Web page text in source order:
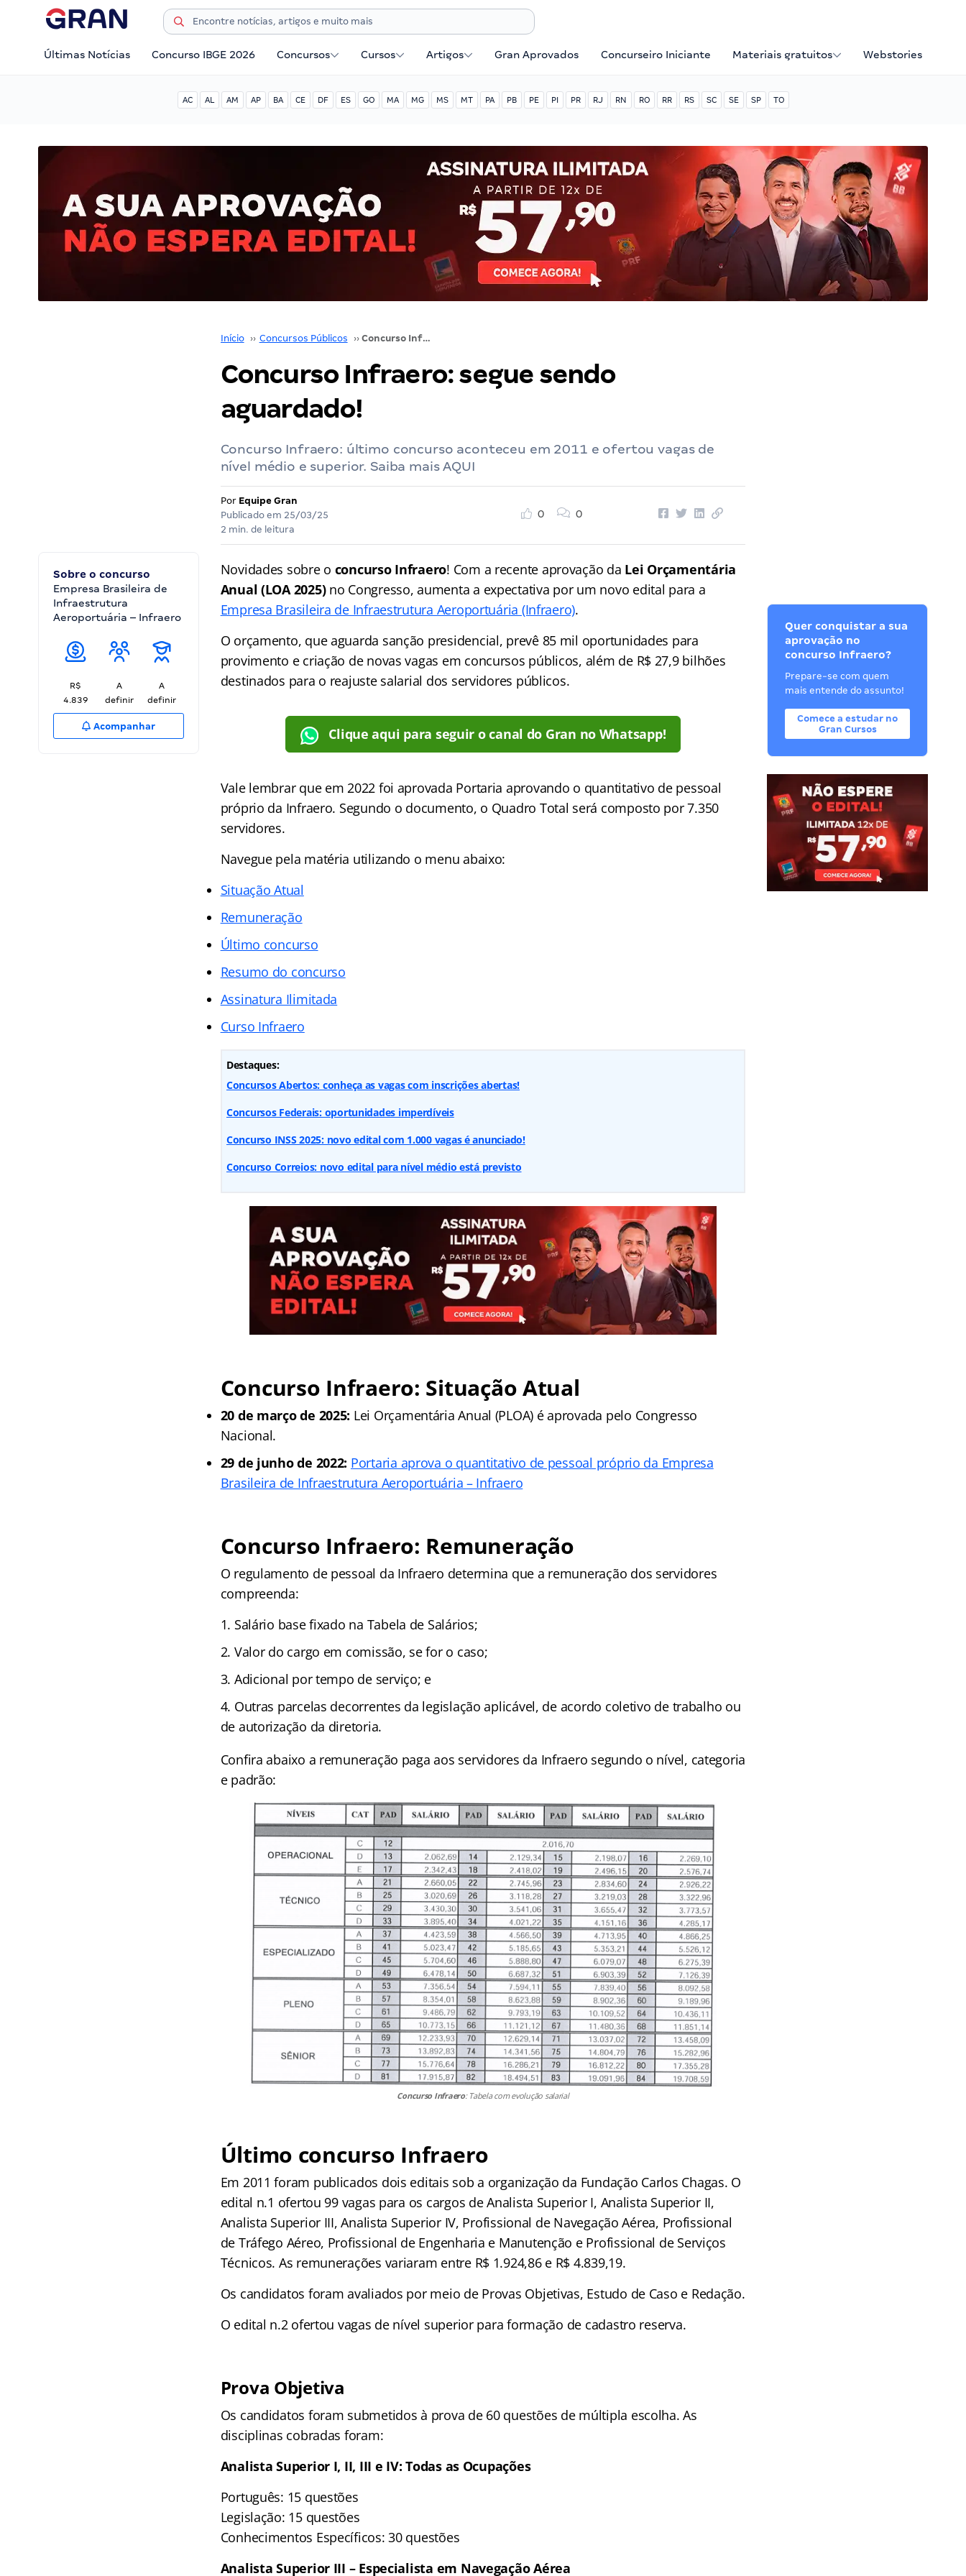
Últimas Notícias Concurso IBGE 2026 Concursos Cursos Artigos Gran Aprovados Concurseiro Iniciante Materiais gratuitos Webstories
AC AL AM AP BA CE DF ES GO MA MG MS MT PA PB PE PI PR RJ RN RO RR RS SC SE SP TO
Início ›› Concursos Públicos ›› Concurso Infraero: segue sendo aguardado!
Concurso Infraero: segue sendo
aguardado!
Concurso Infraero: último concurso aconteceu em 2011 e ofertou vagas de
nível médio e superior. Saiba mais AQUI
Por Equipe Gran
Publicado em 25/03/25
2 min. de leitura
0 0
Sobre o concurso
Empresa Brasileira de
Infraestrutura
Aeroportuária – Infraero
R$
4.839
A
definir
A
definir
Acompanhar
Novidades sobre o concurso Infraero! Com a recente aprovação da Lei Orçamentária
Anual (LOA 2025) no Congresso, aumenta a expectativa por um novo edital para a
Empresa Brasileira de Infraestrutura Aeroportuária (Infraero).
O orçamento, que aguarda sanção presidencial, prevê 85 mil oportunidades para
provimento e criação de novas vagas em concursos públicos, além de R$ 27,9 bilhões
destinados para o reajuste salarial dos servidores públicos.
Clique aqui para seguir o canal do Gran no Whatsapp!
Vale lembrar que em 2022 foi aprovada Portaria aprovando o quantitativo de pessoal
próprio da Infraero. Segundo o documento, o Quadro Total será composto por 7.350
servidores.
Navegue pela matéria utilizando o menu abaixo:
Situação Atual
Remuneração
Último concurso
Resumo do concurso
Assinatura Ilimitada
Curso Infraero
Destaques:
Concursos Abertos: conheça as vagas com inscrições abertas!
Concursos Federais: oportunidades imperdíveis
Concurso INSS 2025: novo edital com 1.000 vagas é anunciado!
Concurso Correios: novo edital para nível médio está previsto
Concurso Infraero: Situação Atual
20 de março de 2025: Lei Orçamentária Anual (PLOA) é aprovada pelo Congresso
Nacional.
29 de junho de 2022: Portaria aprova o quantitativo de pessoal próprio da Empresa
Brasileira de Infraestrutura Aeroportuária – Infraero
Concurso Infraero: Remuneração
O regulamento de pessoal da Infraero determina que a remuneração dos servidores
compreenda:
Salário base fixado na Tabela de Salários;
Valor do cargo em comissão, se for o caso;
Adicional por tempo de serviço; e
Outras parcelas decorrentes da legislação aplicável, de acordo coletivo de trabalho ou
de autorização da diretoria.
Confira abaixo a remuneração paga aos servidores da Infraero segundo o nível, categoria
e padrão:
Concurso Infraero: Tabela com evolução salarial
Último concurso Infraero
Em 2011 foram publicados dois editais sob a organização da Fundação Carlos Chagas. O
edital n.1 ofertou 99 vagas para os cargos de Analista Superior I, Analista Superior II,
Analista Superior III, Analista Superior IV, Profissional de Navegação Aérea, Profissional
de Tráfego Aéreo, Profissional de Engenharia e Manutenção e Profissional de Serviços
Técnicos. As remunerações variaram entre R$ 1.924,86 e R$ 4.839,19.
Os candidatos foram avaliados por meio de Provas Objetivas, Estudo de Caso e Redação.
O edital n.2 ofertou vagas de nível superior para formação de cadastro reserva.
Prova Objetiva
Os candidatos foram submetidos à prova de 60 questões de múltipla escolha. As
disciplinas cobradas foram:
Analista Superior I, II, III e IV: Todas as Ocupações
Português: 15 questões
Legislação: 15 questões
Conhecimentos Específicos: 30 questões
Analista Superior III – Especialista em Navegação Aérea
Quer conquistar a sua
aprovação no
concurso Infraero?
Prepare-se com quem
mais entende do assunto!
Comece a estudar no
Gran Cursos